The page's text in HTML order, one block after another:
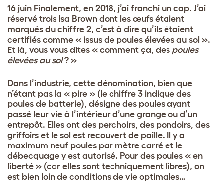
16 juin Finalement, en 2018, j’ai franchi un cap. J’ai
réservé trois Isa Brown dont les œufs étaient
marqués du chiffre 2, c’est à dire qu’ils étaient
certifiés comme « issus de poules élevées au sol ».
Et là, vous vous dites « comment ça, des poules
élevées au sol? »
Dans l’industrie, cette dénomination, bien que
n’étant pas la « pire » (le chiffre 3 indique des
poules de batterie), désigne des poules ayant
passé leur vie à l’intérieur d’une grange ou d’un
entrepôt. Elles ont des perchoirs, des pondoirs, des
griffoirs et le sol est recouvert de paille. Il y a
maximum neuf poules par mètre carré et le
débecquage y est autorisé. Pour des poules « en
liberté » (car elles sont techniquement libres), on
est bien loin de conditions de vie optimales…